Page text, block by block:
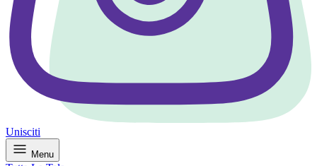
Unisciti
Menu